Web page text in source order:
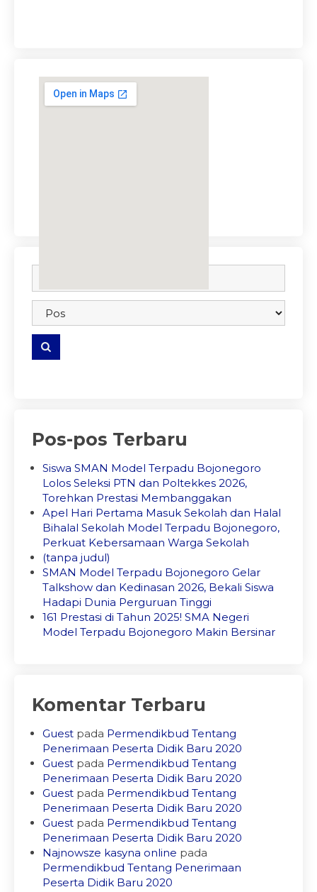
embedgooglemap.net
Pos-pos Terbaru
Siswa SMAN Model Terpadu Bojonegoro
Lolos Seleksi PTN dan Poltekkes 2026,
Torehkan Prestasi Membanggakan
Apel Hari Pertama Masuk Sekolah dan Halal
Bihalal Sekolah Model Terpadu Bojonegoro,
Perkuat Kebersamaan Warga Sekolah
(tanpa judul)
SMAN Model Terpadu Bojonegoro Gelar
Talkshow dan Kedinasan 2026, Bekali Siswa
Hadapi Dunia Perguruan Tinggi
161 Prestasi di Tahun 2025! SMA Negeri
Model Terpadu Bojonegoro Makin Bersinar
Komentar Terbaru
Guest pada Permendikbud Tentang
Penerimaan Peserta Didik Baru 2020
Guest pada Permendikbud Tentang
Penerimaan Peserta Didik Baru 2020
Guest pada Permendikbud Tentang
Penerimaan Peserta Didik Baru 2020
Guest pada Permendikbud Tentang
Penerimaan Peserta Didik Baru 2020
Najnowsze kasyna online pada
Permendikbud Tentang Penerimaan
Peserta Didik Baru 2020